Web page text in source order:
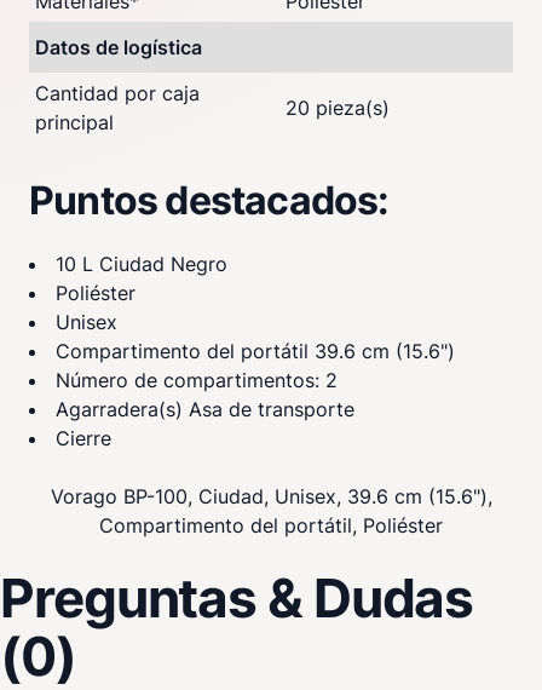
Datos de logística
Cantidad por caja
principal
20 pieza(s)
Puntos destacados:
10 L Ciudad Negro
Poliéster
Unisex
Compartimento del portátil 39.6 cm (15.6")
Número de compartimentos: 2
Agarradera(s) Asa de transporte
Cierre
Vorago BP-100, Ciudad, Unisex, 39.6 cm (15.6"),
Compartimento del portátil, Poliéster
Preguntas & Dudas
(0)